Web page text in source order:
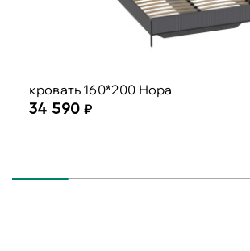
кровать 160*200 Нора
34 590